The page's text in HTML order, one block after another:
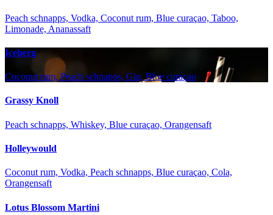
Peach schnapps, Vodka, Coconut rum, Blue curaçao, Taboo,
Limonade, Ananassaft
Iceberg
Coconut rum, Peach schnapps, Gin, Blue curaçao
Grassy Knoll
Peach schnapps, Whiskey, Blue curaçao, Orangensaft
Holleywould
Coconut rum, Vodka, Peach schnapps, Blue curaçao, Cola,
Orangensaft
Lotus Blossom Martini